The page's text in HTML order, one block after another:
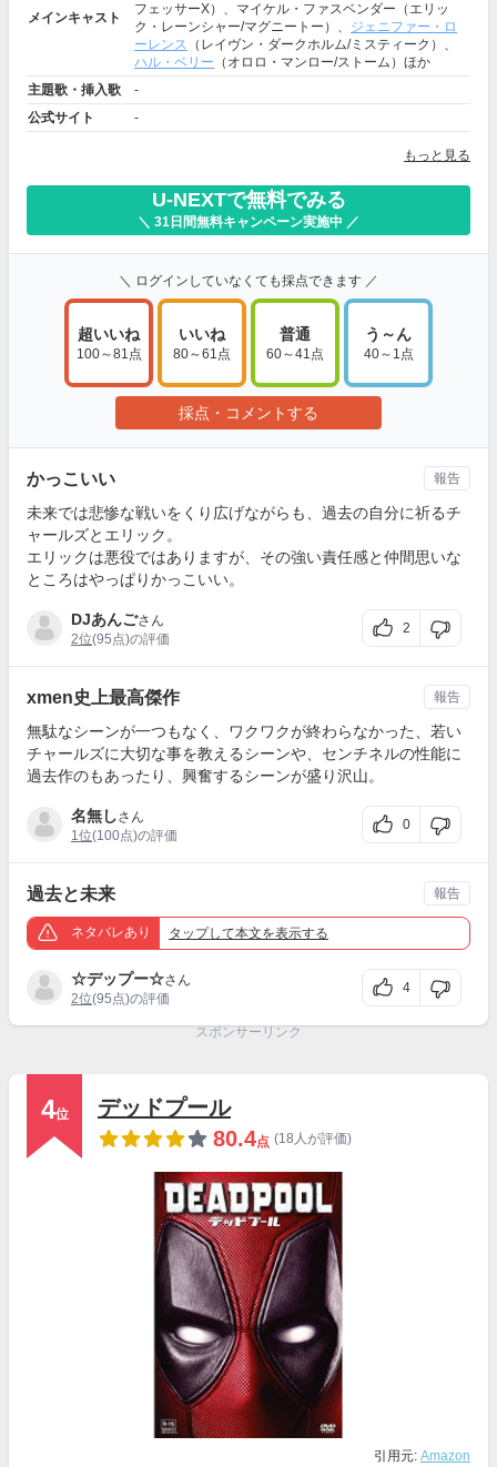
メインキャスト
フェッサーX）、マイケル・ファスベンダー（エリッ
ク・レーンシャー/マグニートー）、 ジェニファー・ロ
ーレンス （レイヴン・ダークホルム/ミスティーク）、
ハル・ベリー （オロロ・マンロー/ストーム）ほか
主題歌・挿入歌
-
公式サイト
-
もっと見る
U-NEXTで無料でみる
＼ 31日間無料キャンペーン実施中 ／
＼ ログインしていなくても採点できます ／
超いいね
100～81点
いいね
80～61点
普通
60～41点
う～ん
40～1点
採点・コメントする
かっこいい
未来では悲惨な戦いをくり広げながらも、過去の自分に祈るチ
ャールズとエリック。
エリックは悪役ではありますが、その強い責任感と仲間思いな
ところはやっぱりかっこいい。
DJあんごさん
2位(95点)の評価
2
報告
xmen史上最高傑作
無駄なシーンが一つもなく、ワクワクが終わらなかった、若い
チャールズに大切な事を教えるシーンや、センチネルの性能に
過去作のもあったり、興奮するシーンが盛り沢山。
名無しさん
1位(100点)の評価
0
報告
過去と未来
ネタバレあり タップして本文を表示する
☆デップー☆さん
2位(95点)の評価
4
報告
スポンサーリンク
4位
デッドプール
80.4点 (18人が評価)
引用元: Amazon